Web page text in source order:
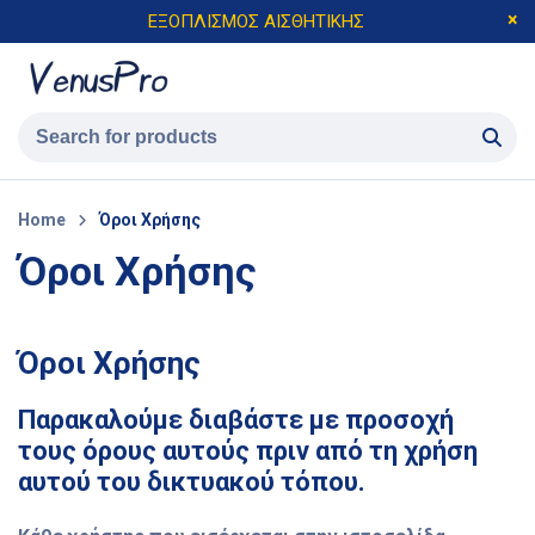
ΕΞΟΠΛΙΣΜΟΣ ΑΙΣΘΗΤΙΚΗΣ
Home Όροι Χρήσης
Όροι Χρήσης
Όροι Χρήσης
Παρακαλούμε διαβάστε με προσοχή
τους όρους αυτούς πριν από τη χρήση
αυτού του δικτυακού τόπου.